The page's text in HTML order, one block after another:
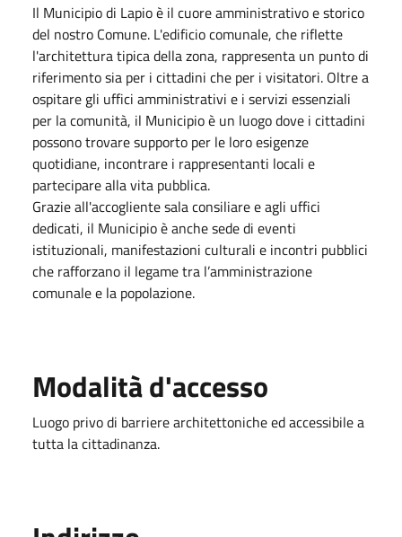
Il Municipio di Lapio è il cuore amministrativo e storico
del nostro Comune. L'edificio comunale, che riflette
l'architettura tipica della zona, rappresenta un punto di
riferimento sia per i cittadini che per i visitatori. Oltre a
ospitare gli uffici amministrativi e i servizi essenziali
per la comunità, il Municipio è un luogo dove i cittadini
possono trovare supporto per le loro esigenze
quotidiane, incontrare i rappresentanti locali e
partecipare alla vita pubblica.
Grazie all'accogliente sala consiliare e agli uffici
dedicati, il Municipio è anche sede di eventi
istituzionali, manifestazioni culturali e incontri pubblici
che rafforzano il legame tra l’amministrazione
comunale e la popolazione.
Modalità d'accesso
Luogo privo di barriere architettoniche ed accessibile a
tutta la cittadinanza.